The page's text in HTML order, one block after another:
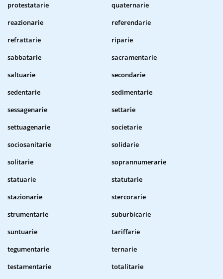
protestatarie
quaternarie
reazionarie
referendarie
refrattarie
riparie
sabbatarie
sacramentarie
saltuarie
secondarie
sedentarie
sedimentarie
sessagenarie
settarie
settuagenarie
societarie
sociosanitarie
solidarie
solitarie
soprannumerarie
statuarie
statutarie
stazionarie
stercorarie
strumentarie
suburbicarie
suntuarie
tariffarie
tegumentarie
ternarie
testamentarie
totalitarie